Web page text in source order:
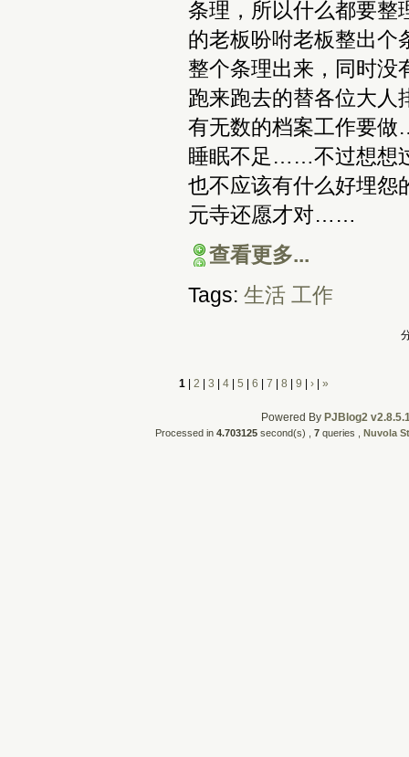
条理，所以什么都要整
的老板吩咐老板整出个
整个条理出来，同时
跑来跑去的替各位大人
有无数的档案工作要
睡眠不足……不过想想
也不应该有什么好埋
元寺还愿才对……
查看更多...
Tags: 生活 工作
1 2 3 4 5 6 7 8 9 › »
Powered By PJBlog2
Processed in 4.703125 second(s) , 7 queries , Nuvola